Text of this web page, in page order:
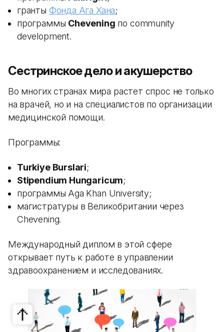
гранты Фонда Ага Хана;
программы Chevening по community
development.
Сестринское дело и акушерство
Во многих странах мира растет спрос не только
на врачей, но и на специалистов по организации
медицинской помощи.
Программы:
Turkiye Burslari;
Stipendium Hungaricum;
программы Aga Khan University;
магистратуры в Великобритании через
Chevening.
Международный диплом в этой сфере
открывает путь к работе в управлении
здравоохранением и исследованиях.